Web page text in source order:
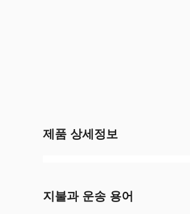
제품 상세정보
지불과 운송 용어